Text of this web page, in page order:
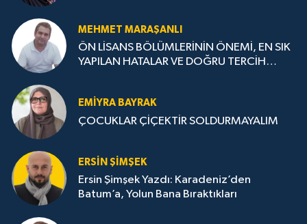
MEHMET MARAŞANLI
ÖN LİSANS BÖLÜMLERİNİN ÖNEMİ, EN SIK
YAPILAN HATALAR VE DOĞRU TERCİH
EMIYRA BAYRAK
ÇOCUKLAR ÇİÇEKTİR SOLDURMAYALIM
ERSIN ŞIMŞEK
Ersin Şimşek Yazdı: Karadeniz’den
Batum’a, Yolun Bana Bıraktıkları